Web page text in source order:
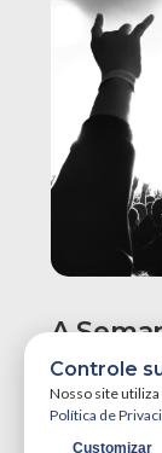
A
Pessoa
Controle
Nosso site utiliza
Política de
Customizar